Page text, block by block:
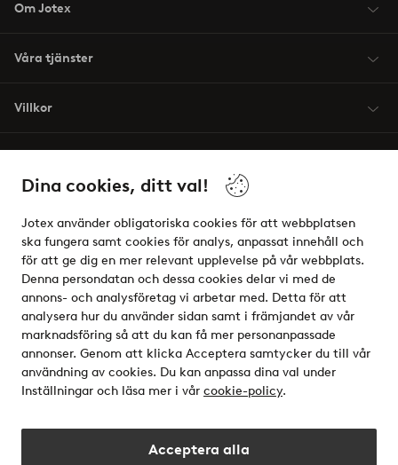
Dina cookies, ditt val!
Jotex använder obligatoriska cookies för att webbplatsen
ska fungera samt cookies för analys, anpassat innehåll och
för att ge dig en mer relevant upplevelse på vår webbplats.
Denna persondatan och dessa cookies delar vi med de
annons- och analysföretag vi arbetar med. Detta för att
analysera hur du använder sidan samt i främjandet av vår
marknadsföring så att du kan få mer personanpassade
annonser. Genom att klicka Acceptera samtycker du till vår
användning av cookies. Du kan anpassa dina val under
Inställningar och läsa mer i vår cookie-policy.
Acceptera alla
Om Jotex
Våra tjänster
Villkor
Säkra betalningar - Betala direkt eller dela upp
Vill du veta mer om våra betalalternativ?
elpy